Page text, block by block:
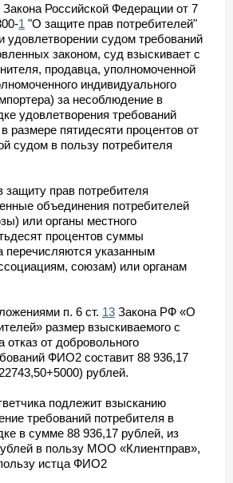
Закона Российской Федерации от 7
1 "О защите прав потребителей"
удовлетворении судом требований
законом, суд взыскивает с
продавца, уполномоченной
индивидуального
за несоблюдение в
удовлетворения требований
размере пятидесяти процентов от
судом в пользу потребителя
защиту прав потребителя
объединения потребителей
или органы местного
процентов суммы
перечисляются указанным
союзам) или органам
п. 6 ст. 13 Закона РФ «О
размер взыскиваемого с
отказ от добровольного
ФИО2 составит 88 936,17
рублей.
подлежит взысканию
требований потребителя в
в сумме 88 936,17 рублей, из
в пользу МОО «Клиентправ»,
истца ФИО2